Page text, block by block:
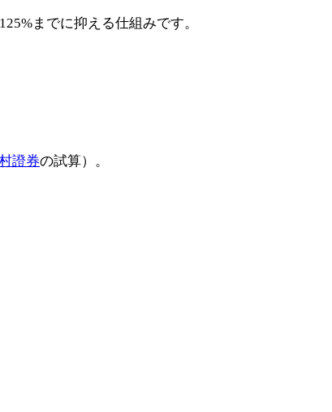
までに抑える仕組みです。
證券の試算）。